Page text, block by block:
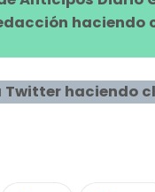
haciendo
haciendo